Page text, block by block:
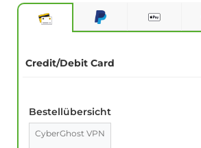
Credit/Debit Card
Bestellübersicht
CyberGhost VPN